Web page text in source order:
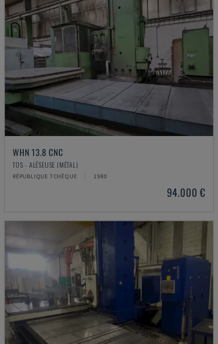
WHN 13.8 CNC
TOS - ALÉSEUSE (MÉTAL)
RÉPUBLIQUE TCHÈQUE 1980
94.000 €